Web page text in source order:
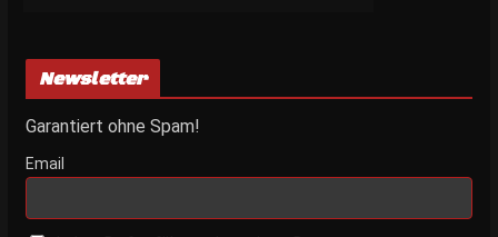
Newsletter
Garantiert ohne Spam!
Email